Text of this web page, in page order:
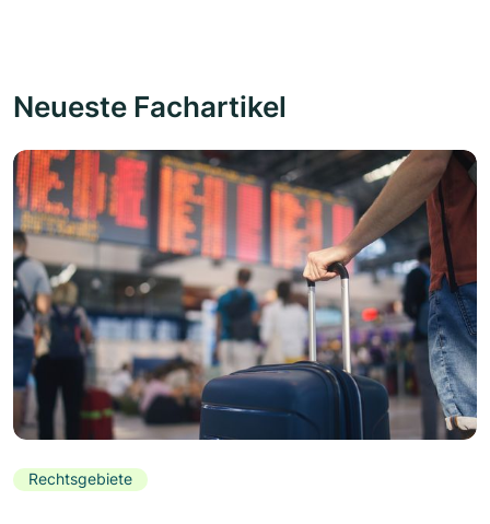
Neueste Fachartikel
Rechtsgebiete